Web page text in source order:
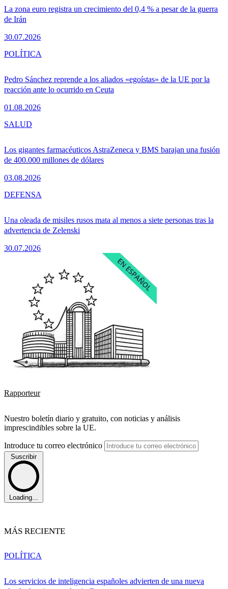
La zona euro registra un crecimiento del 0,4 % a pesar de la guerra
de Irán
30.07.2026
Pedro Sánchez reprende a los aliados «egoístas» de la UE por la
reacción ante lo ocurrido en Ceuta
01.08.2026
POLÍTICA
Los gigantes farmacéuticos AstraZeneca y BMS barajan una fusión
de 400.000 millones de dólares
03.08.2026
SALUD
Una oleada de misiles rusos mata al menos a siete personas tras la
advertencia de Zelenski
30.07.2026
DEFENSA
Rapporteur
Nuestro boletín diario y gratuito, con noticias y análisis
imprescindibles sobre la UE.
Introduce tu correo electrónico
Suscribir
Loading...
MÁS RECIENTE
Los servicios de inteligencia españoles advierten de una nueva
POLÍTICA